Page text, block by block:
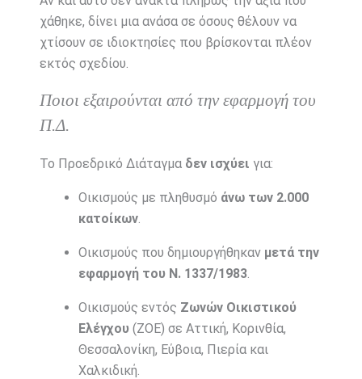
χάθηκε, δίνει μια ανάσα σε όσους θέλουν να
χτίσουν σε ιδιοκτησίες που βρίσκονται πλέον
εκτός σχεδίου.
Ποιοι εξαιρούνται από την εφαρμογή του
Π.Δ.
Το Προεδρικό Διάταγμα δεν ισχύει για:
Οικισμούς με πληθυσμό άνω των 2.000
κατοίκων.
Οικισμούς που δημιουργήθηκαν μετά την
εφαρμογή του Ν. 1337/1983.
Οικισμούς εντός Ζωνών Οικιστικού
Ελέγχου(ΖΟΕ) σε Αττική, Κορινθία,
Θεσσαλονίκη, Εύβοια, Πιερία και
Χαλκιδική.